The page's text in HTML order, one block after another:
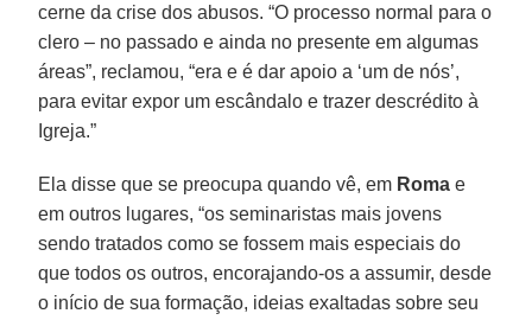
cerne da crise dos abusos. “O processo normal para o
clero – no passado e ainda no presente em algumas
áreas”, reclamou, “era e é dar apoio a ‘um de nós’,
para evitar expor um escândalo e trazer descrédito à
Igreja.”
Ela disse que se preocupa quando vê, em Roma e
em outros lugares, “os seminaristas mais jovens
sendo tratados como se fossem mais especiais do
que todos os outros, encorajando-os a assumir, desde
o início de sua formação, ideias exaltadas sobre seu